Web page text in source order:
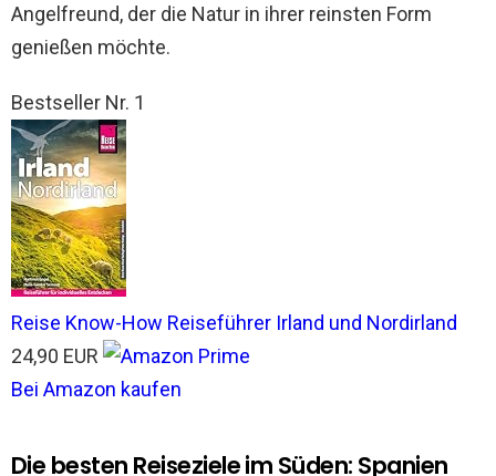
Angelfreund, der die Natur in ihrer reinsten Form
genießen möchte.
Bestseller Nr. 1
Reise Know-How Reiseführer Irland und Nordirland
24,90 EUR
Bei Amazon kaufen
Die besten Reiseziele im Süden: Spanien